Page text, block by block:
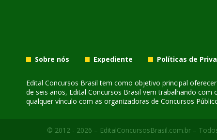
Sobre nós Expediente Políticas de
Edital Concursos Brasil tem como objetivo principal
de seis anos, Edital Concursos Brasil vem trabalhando
qualquer vínculo com as organizadoras de Concursos
© 2012 - 2026 – EditalConcursosBrasil.com.br –